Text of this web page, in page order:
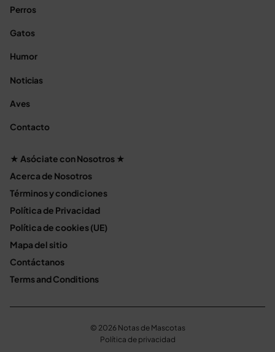
Perros
Gatos
Humor
Noticias
Aves
Contacto
★ Asóciate con Nosotros ★
Acerca de Nosotros
Términos y condiciones
Política de Privacidad
Política de cookies (UE)
Mapa del sitio
Contáctanos
Terms and Conditions
© 2026 Notas de Mascotas
Política de privacidad